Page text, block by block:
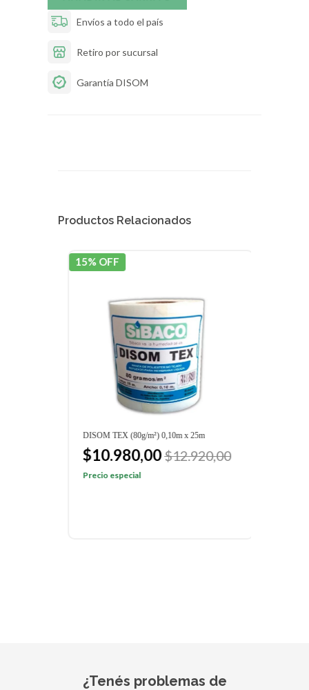
Envíos a todo el país
Retiro por sucursal
Garantía DISOM
Productos Relacionados
15% OFF
DISOM TEX (80g/m²) 0,10m x 25m
$10.980,00$12.920,00
Precio especial
¿Tenés problemas de